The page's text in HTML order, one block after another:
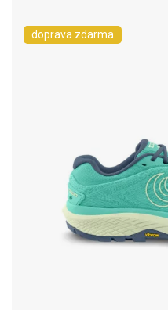
doprava zdarma